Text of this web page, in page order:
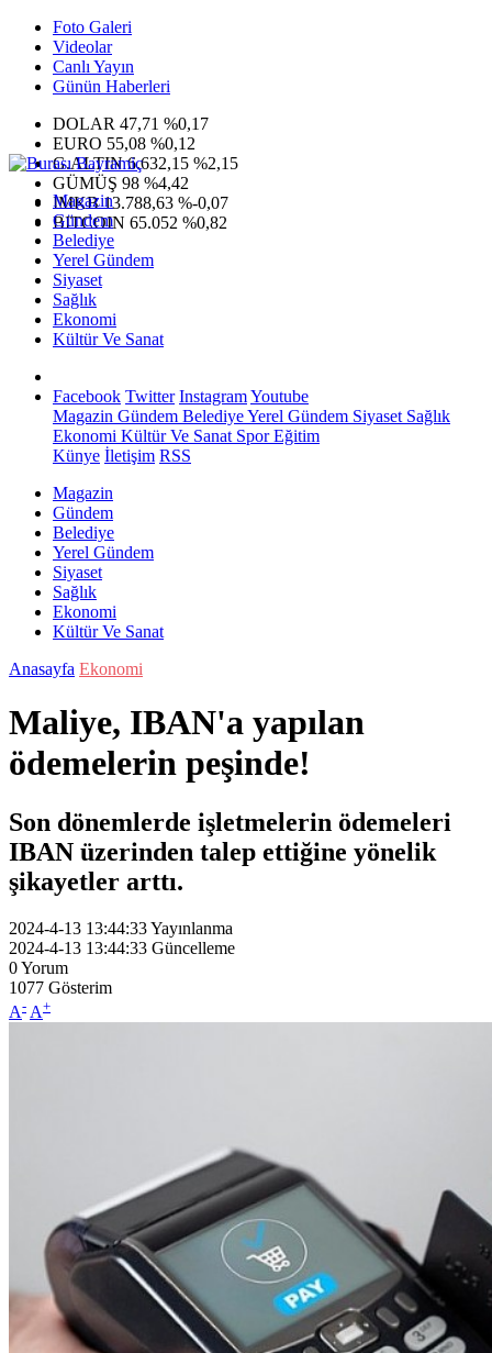
Foto Galeri
Videolar
Canlı Yayın
Günün Haberleri
DOLAR 47,71 %0,17
EURO 55,08 %0,12
G.ALTIN6.632,15 %2,15
GÜMÜŞ 98 %4,42
IMKB13.788,63 %-0,07
BITCOIN 65.052 %0,82
Magazin
Gündem
Belediye
Yerel Gündem
Siyaset
Sağlık
Ekonomi
Kültür Ve Sanat
Facebook Twitter InstagramYoutube
Magazin Gündem BelediyeYerel Gündem Siyaset Sağlık
Ekonomi Kültür Ve Sanat SporEğitim
Künye İletişim RSS
Magazin
Gündem
Belediye
Yerel Gündem
Siyaset
Sağlık
Ekonomi
Kültür Ve Sanat
Anasayfa Ekonomi
Maliye, IBAN'a yapılan
ödemelerin peşinde!
Son dönemlerde işletmelerin ödemeleri
IBAN üzerinden talep ettiğine yönelik
şikayetler arttı.
2024-4-13 13:44:33Yayınlanma
2024-4-13 13:44:33 Güncelleme
0Yorum
1077 Gösterim
A- A+